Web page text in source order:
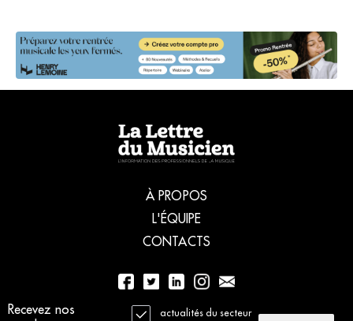
Recevez nos
actualités du secteur
À PROPOS
L'ÉQUIPE
CONTACTS
01 56 77 04 00